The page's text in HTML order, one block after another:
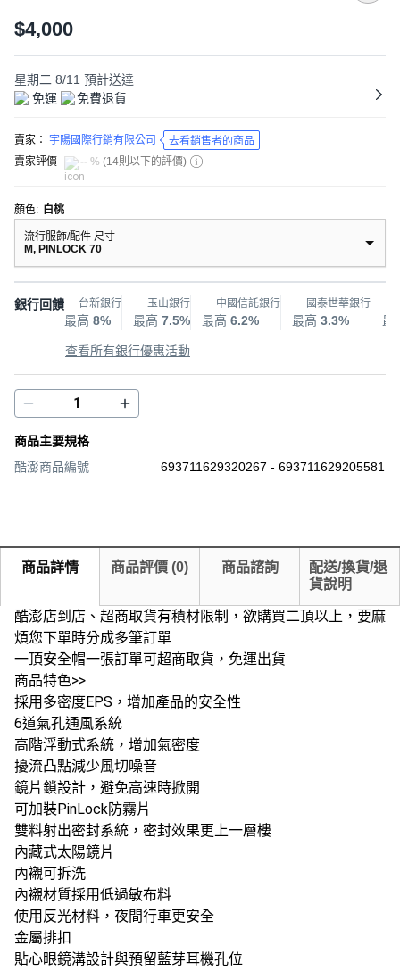
$4,000
星期二 8/11 預計送達
免運
免費退貨
賣家： 宇陽國際行銷有限公司
去看銷售者的商品
賣家評價
-- % (14則以下的評價)
顏色: 白桃
流行服飾/配件 尺寸
M, PINLOCK 70
銀行回饋 台新銀行
最高 8%
玉山銀行
最高 7.5%
中國信託銀行
最高 6.2%
國泰世華銀行
最高 3.3% 最
查看所有銀行優惠活動
商品主要規格
酷澎商品編號
693711629320267 - 693711629205581
商品詳情 商品評價 (0) 商品諮詢
配送/換貨/退
貨說明
酷澎店到店、超商取貨有積材限制，欲購買二頂以上，要麻
煩您下單時分成多筆訂單
一頂安全帽一張訂單可超商取貨，免運出貨
商品特色>>
採用多密度EPS，增加產品的安全性
6道氣孔通風系統
高階浮動式系統，增加氣密度
擾流凸點減少風切噪音
鏡片鎖設計，避免高速時掀開
可加裝PinLock防霧片
雙料射出密封系統，密封效果更上一層樓
內藏式太陽鏡片
內襯可拆洗
內襯材質採用低過敏布料
使用反光材料，夜間行車更安全
金屬排扣
貼心眼鏡溝設計與預留藍芽耳機孔位